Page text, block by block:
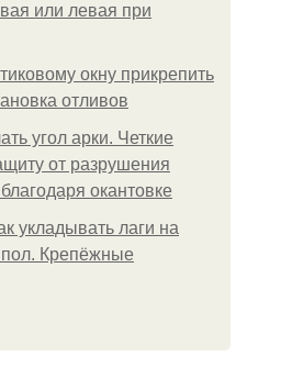
или левая при
окну прикрепить
отливов
угол арки. Четкие
от разрушения
окантовке
укладывать лаги на
Крепёжные